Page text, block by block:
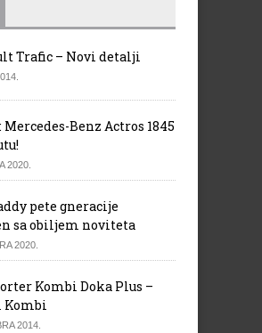
Trafic – Novi detalji
Benz Actros 1845
2020.
pete gneracije
sa obiljem noviteta
2020.
Kombi Doka Plus –
Kombi
2014.